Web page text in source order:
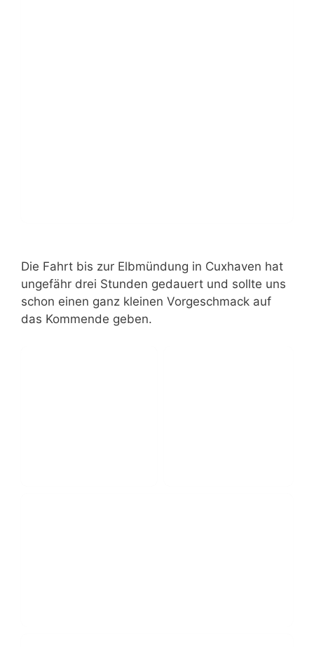
Die Fahrt bis zur Elbmündung in Cuxhaven hat
ungefähr drei Stunden gedauert und sollte uns
schon einen ganz kleinen Vorgeschmack auf
das Kommende geben.